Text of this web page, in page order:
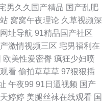
男久久国产精品 国产乱肥
窝窝午夜理论 久草视频深
址导航 91精品国产社区
激情视频三区 宅男福利在
欧美性爱密臀 疯狂少妇喷
看 偷拍草草草 97狠狠插
午夜99 91日逼视频 国产
婷婷 美腿丝袜在线观看 国